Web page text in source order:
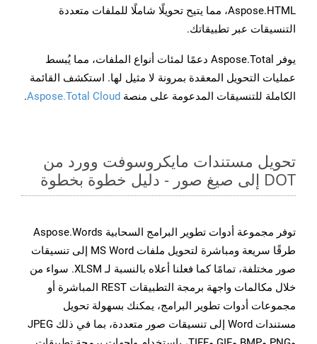
Aspose.HTML، مما يتيح تحويلًا شاملًا للملفات متعددة
التنسيقات عبر تطبيقاتك.
يوفر Aspose.Total دعمًا لمئات أنواع الملفات، مما يُبسط
عمليات التحويل المعقدة بمرونة لا مثيل لها. استكشف القائمة
الكاملة للتنسيقات المدعومة على منصة Aspose.Total Cloud
.
تحويل مستندات مايكروسوفت وورد من
DOT إلى صيغ صور - دليل خطوة بخطوة
توفر مجموعة أدوات تطوير البرامج السحابية Aspose.Words
طرقًا سريعة ومباشرة لتحويل ملفات MS Word إلى تنسيقات
صور مختلفة، تمامًا كما فعلنا أعلاه بالنسبة لـ XLSM. سواء من
خلال مكالمات واجهة برمجة التطبيقات REST المباشرة أو
مجموعات أدوات تطوير البرامج، يمكنك بسهولة تحويل
مستندات Word إلى تنسيقات صور متعددة، بما في ذلك JPEG